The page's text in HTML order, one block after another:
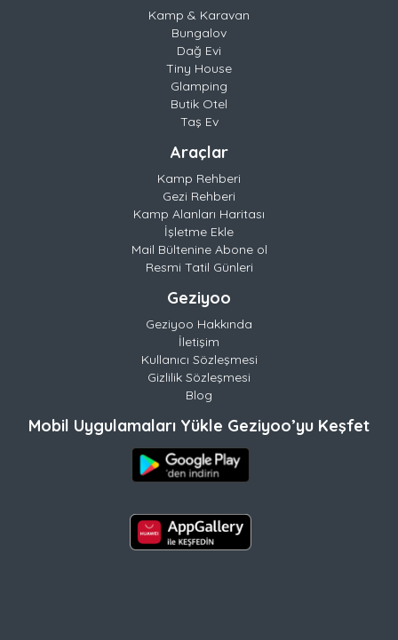
Kamp & Karavan
Bungalov
Dağ Evi
Tiny House
Glamping
Butik Otel
Taş Ev
Araçlar
Kamp Rehberi
Gezi Rehberi
Kamp Alanları Haritası
İşletme Ekle
Mail Bültenine Abone ol
Resmi Tatil Günleri
Geziyoo
Geziyoo Hakkında
İletişim
Kullanıcı Sözleşmesi
Gizlilik Sözleşmesi
Blog
Mobil Uygulamaları Yükle Geziyoo’yu Keşfet